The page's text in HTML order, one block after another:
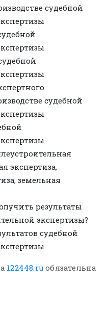
судебной
судебной
экспертиза,
земельная
результаты
экспертизы?
судебной
122448.ru обязательна